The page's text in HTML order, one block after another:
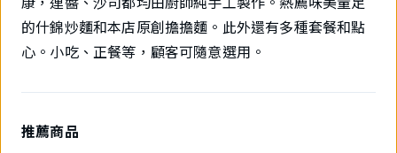
的什錦炒麵和本店原創擔擔麵。此外還有多種套餐和點
心。小吃、正餐等，顧客可隨意選用。
推薦商品